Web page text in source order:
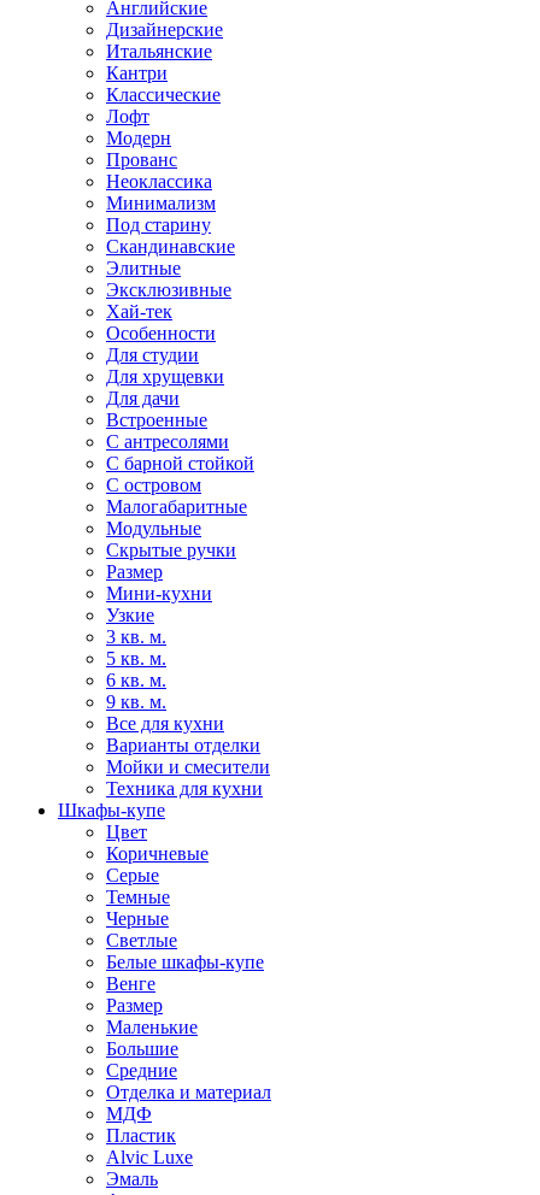
Английские
Дизайнерские
Итальянские
Кантри
Классические
Лофт
Модерн
Прованс
Неоклассика
Минимализм
Под старину
Скандинавские
Элитные
Эксклюзивные
Хай-тек
Особенности
Для студии
Для хрущевки
Для дачи
Встроенные
С антресолями
С барной стойкой
С островом
Малогабаритные
Модульные
Скрытые ручки
Размер
Мини-кухни
Узкие
3 кв. м.
5 кв. м.
6 кв. м.
9 кв. м.
Все для кухни
Варианты отделки
Мойки и смесители
Техника для кухни
Шкафы-купе
Цвет
Коричневые
Серые
Темные
Черные
Светлые
Белые шкафы-купе
Венге
Размер
Маленькие
Большие
Средние
Отделка и материал
МДФ
Пластик
Alvic Luxe
Эмаль